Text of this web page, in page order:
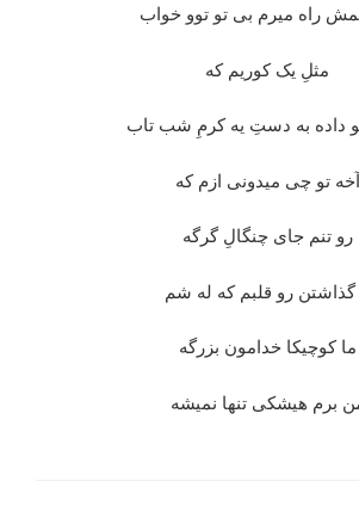
راه میرم بی تو توو خواب
مثلِ یک کوریم که
داده به دستِ یه کرمِ شب تاب
آخه تو چی میدونی ازم که
رو تنم جای چنگالِ گرگه
گذاشتن رو قلبم که له شم
ما کوچیکا خدامون بزرگه
برم هیشکی تنها نمیشه